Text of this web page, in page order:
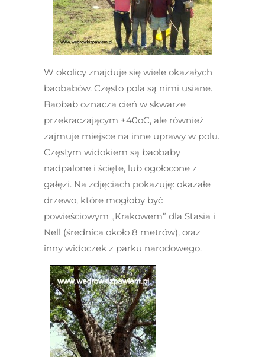
W okolicy znajduje się wiele okazałych
baobabów. Często pola są nimi usiane.
Baobab oznacza cień w skwarze
przekraczającym +40oC, ale również
zajmuje miejsce na inne uprawy w polu.
Częstym widokiem są baobaby
nadpalone i ścięte, lub ogołocone z
gałęzi. Na zdjęciach pokazuję: okazałe
drzewo, które mogłoby być
powieściowym „Krakowem” dla Stasia i
Nell (średnica około 8 metrów), oraz
inny widoczek z parku narodowego.